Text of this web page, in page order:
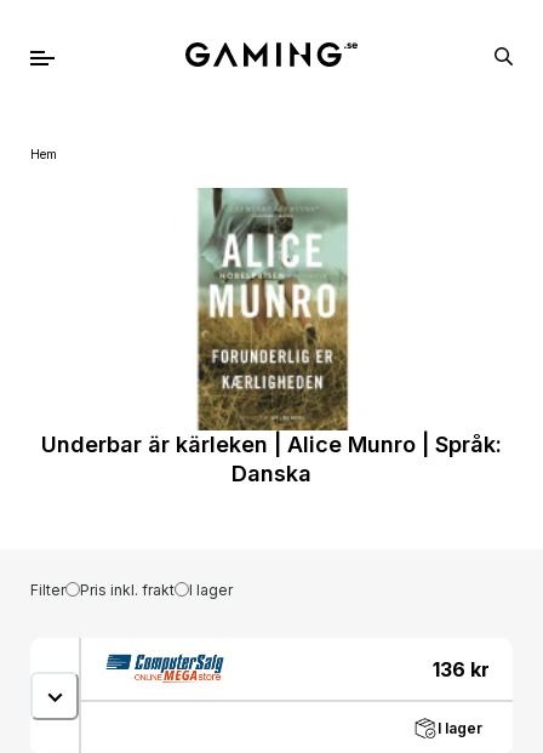
Hem
Underbar är kärleken | Alice Munro | Språk:
Danska
Filter Pris inkl. frakt I lager
136 kr
I lager